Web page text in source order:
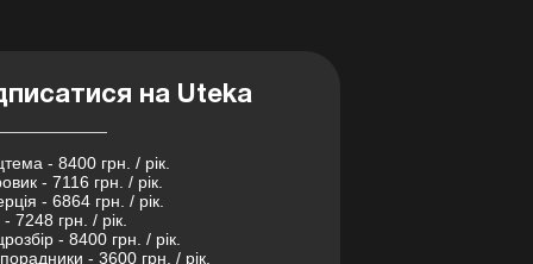
на Uteka
- 8400 грн. / рік.
- 7116 грн. / рік.
- 6864 грн. / рік.
7248 грн. / рік.
- 8400 грн. / рік.
- 3600 грн. / рік.